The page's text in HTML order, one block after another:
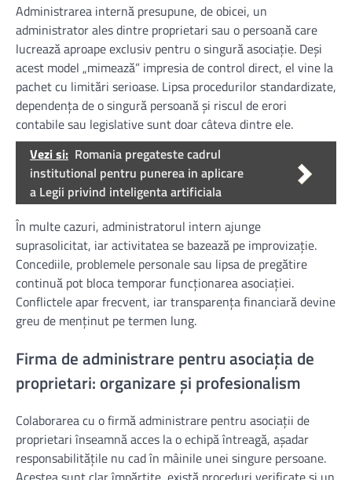
Administrarea internă presupune, de obicei, un
administrator ales dintre proprietari sau o persoană care
lucrează aproape exclusiv pentru o singură asociație. Deși
acest model „mimează” impresia de control direct, el vine la
pachet cu limitări serioase. Lipsa procedurilor standardizate,
dependența de o singură persoană și riscul de erori
contabile sau legislative sunt doar câteva dintre ele.
Vezi si: Romania pregateste cadrul
institutional pentru punerea in aplicare
a Legii privind inteligenta artificiala
În multe cazuri, administratorul intern ajunge
suprasolicitat, iar activitatea se bazează pe improvizație.
Concediile, problemele personale sau lipsa de pregătire
continuă pot bloca temporar funcționarea asociației.
Conflictele apar frecvent, iar transparența financiară devine
greu de menținut pe termen lung.
Firma de administrare pentru asociația de
proprietari: organizare și profesionalism
Colaborarea cu o firmă administrare pentru asociații de
proprietari înseamnă acces la o echipă întreagă, așadar
responsabilitățile nu cad în mâinile unei singure persoane.